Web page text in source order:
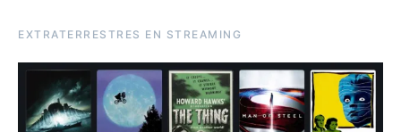
EXTRATERRESTRES EN STREAMING